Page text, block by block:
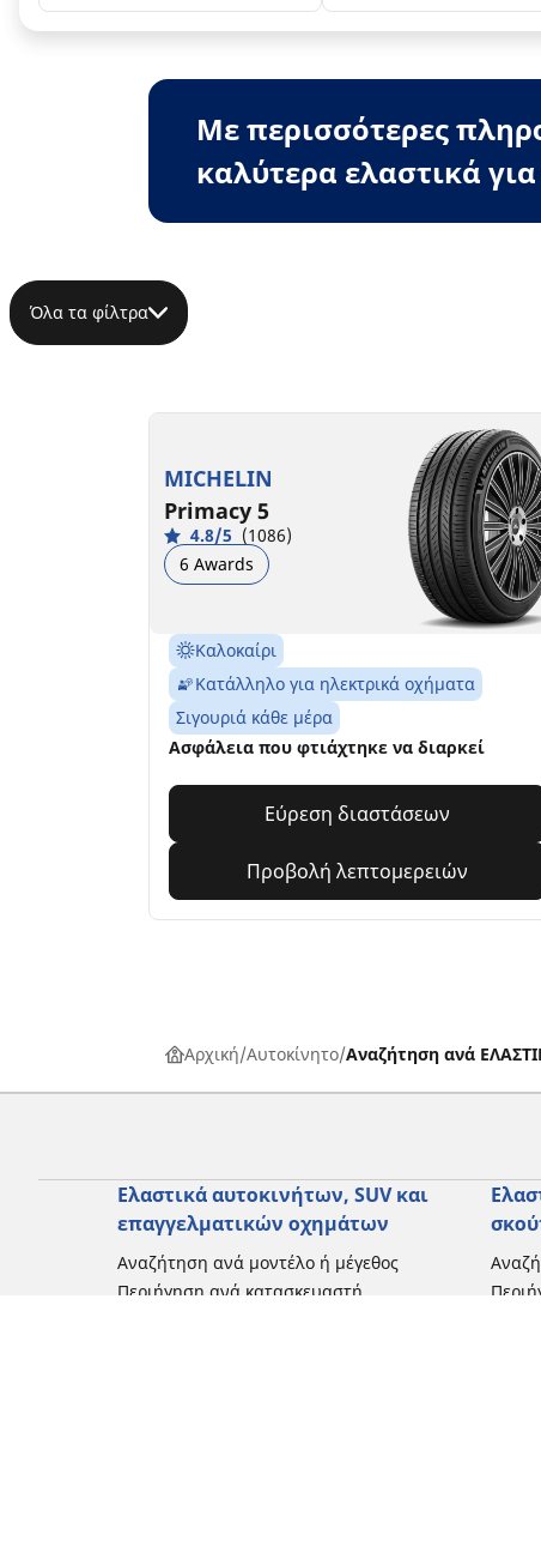
Με περισσότερες
καλύτερα ελαστικά
Όλα τα φίλτρα
MICHELIN
Primacy 5
4.8/5 (1086)
6 Awards
Καλοκαίρι
Κατάλληλο για ηλεκτρικά οχήματα
Σιγουριά κάθε μέρα
Ασφάλεια που φτιάχτηκε να διαρκεί
Εύρεση διαστάσεων
Προβολή λεπτομερειών
Αρχική Αυτοκίνητο Αναζήτηση ανά
Ελαστικά αυτοκινήτων, SUV και
επαγγελματικών οχημάτων
Αναζήτηση ανά μοντέλο ή μέγεθος
Περιήγηση ανά κατασκευαστή